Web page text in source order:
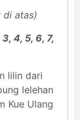
di atas)
3, 4, 5, 6, 7,
lilin dari
lelehan
Kue Ulang